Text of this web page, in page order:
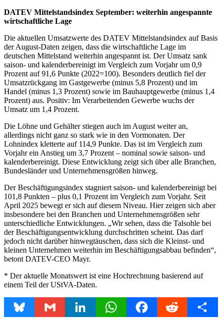
DATEV Mittelstandsindex September: weiterhin angespannte
wirtschaftliche Lage
Die aktuellen Umsatzwerte des DATEV Mittelstandsindex auf Basis
der August-Daten zeigen, dass die wirtschaftliche Lage im
deutschen Mittelstand weiterhin angespannt ist. Der Umsatz sank
saison- und kalenderbereinigt im Vergleich zum Vorjahr um 0,9
Prozent auf 91,6 Punkte (2022=100). Besonders deutlich fiel der
Umsatzrückgang im Gastgewerbe (minus 5,8 Prozent) und im
Handel (minus 1,3 Prozent) sowie im Bauhauptgewerbe (minus 1,4
Prozent) aus. Positiv: Im Verarbeitenden Gewerbe wuchs der
Umsatz um 1,4 Prozent.
Die Löhne und Gehälter stiegen auch im August weiter an,
allerdings nicht ganz so stark wie in den Vormonaten. Der
Lohnindex kletterte auf 114,9 Punkte. Das ist im Vergleich zum
Vorjahr ein Anstieg um 3,7 Prozent – nominal sowie saison- und
kalenderbereinigt. Diese Entwicklung zeigt sich über alle Branchen,
Bundesländer und Unternehmensgrößen hinweg.
Der Beschäftigungsindex stagniert saison- und kalenderbereinigt bei
101,8 Punkten – plus 0,1 Prozent im Vergleich zum Vorjahr. Seit
April 2025 bewegt er sich auf diesem Niveau. Hier zeigen sich aber
insbesondere bei den Branchen und Unternehmensgrößen sehr
unterschiedliche Entwicklungen. „Wir sehen, dass die Talsohle bei
der Beschäftigungsentwicklung durchschritten scheint. Das darf
jedoch nicht darüber hinwegtäuschen, dass sich die Kleinst- und
kleinen Unternehmen weiterhin im Beschäftigungsabbau befinden“,
betont DATEV-CEO Mayr.
* Der aktuelle Monatswert ist eine Hochrechnung basierend auf
einem Teil der UStVA-Daten.
Bluesky Gmail LinkedIn WhatsAppFacebookReddit Share